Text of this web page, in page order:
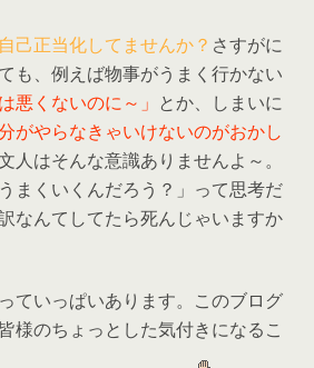
自己正当化してませんか？ さすがに
も、例えば物事がうまく行かない
悪くないのに～」 とか、しまいに
がやらなきゃいけないのがおかし
人はそんな意識ありませんよ～。
まくいくんだろう？」って思考だ
なんてしてたら死んじゃいますか
ていっぱいあります。このブログ
様のちょっとした気付きになるこ